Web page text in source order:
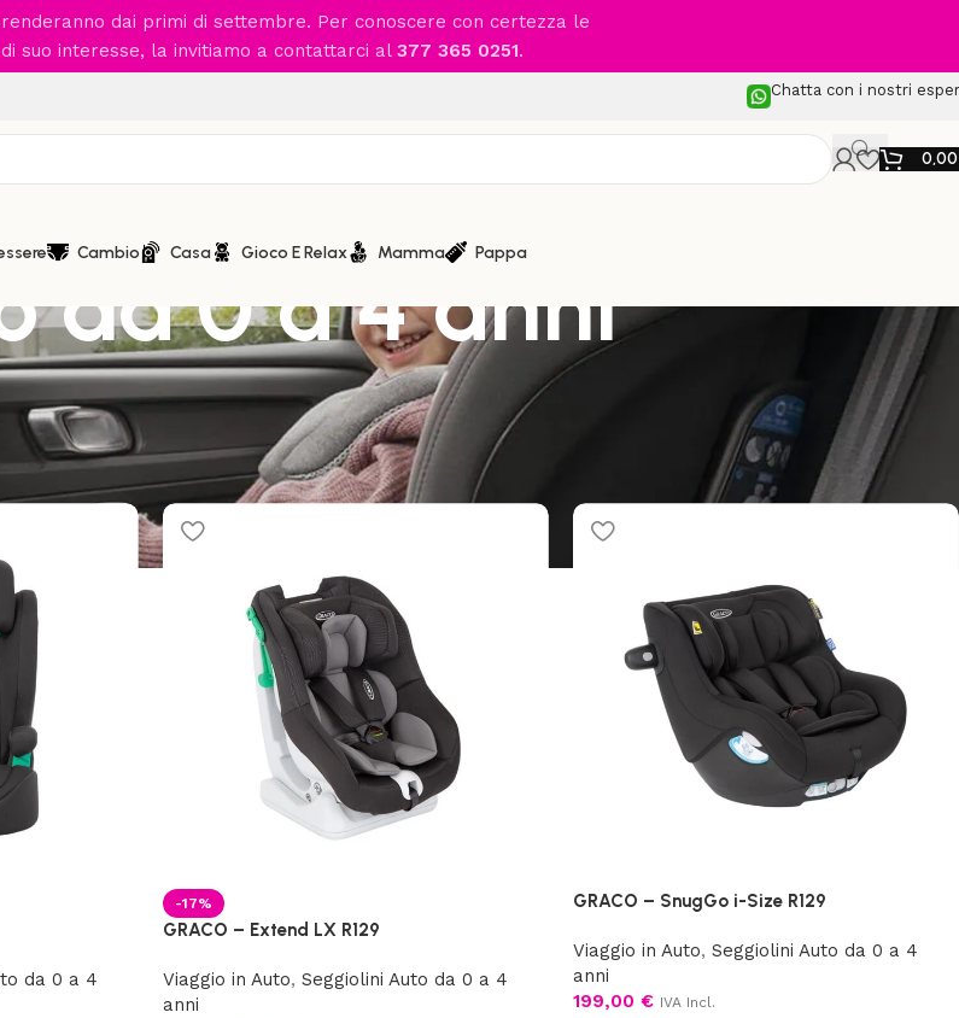
dai primi di settembre. Per conoscere con certezza le
suo interesse, la invitiamo a contattarci al 377 365 0251.
Chatta con i nostri
Cambio Casa Gioco E Relax Mamma Pappa
da 0 a 4 anni
Auto da 0 a 4 anni Visualizzazione
da 0 a 4
-17%
GRACO – Extend LX R129
Viaggio in Auto, Seggiolini Auto da 0 a 4
anni
GRACO – SnugGo i-Size R129
Viaggio in Auto, Seggiolini Auto da 0 a 4
anni
199,00 € IVA Incl.